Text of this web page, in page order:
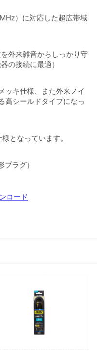
）に対応した超広帯域
外来雑音からしっかり守
の接続に最適）
ッキ仕様、また外来ノイ
高シールドタイプになっ
となっています。
ラグ）
ロード